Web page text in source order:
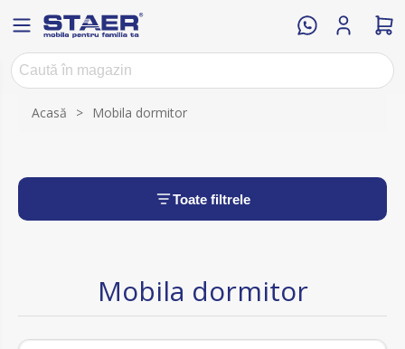
Acasă > Mobila dormitor
Toate filtrele
Mobila dormitor